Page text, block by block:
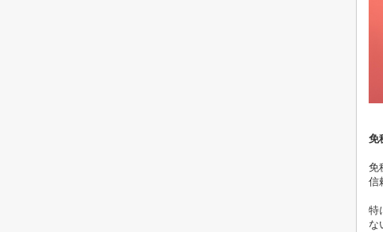
免
免
信
特
な